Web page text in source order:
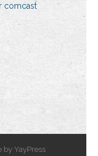
comcast
by YayPress